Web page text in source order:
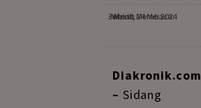
Jumat, 24 Mei 2024
· Waktu Membaca: 3 Menit
Diakronik.com
– Sidang